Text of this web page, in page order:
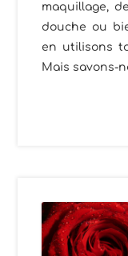
maquillage,
douche ou
en utilisons
Mais savons-